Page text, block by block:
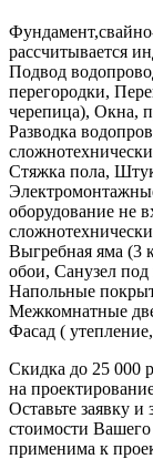
рассчитывается
Подвод
перегородки,
черепица), Окна,
Разводка
Стяжка пола,
оборудование не
Выгребная яма (3
обои, Санузел
Напольные
Межкомнатные
Фасад (
Скидка до 25 000
на
Оставьте заявку
стоимости
применима к